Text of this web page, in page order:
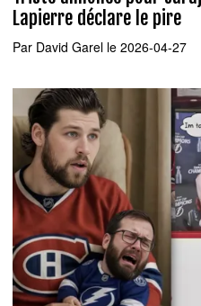
Lapierre déclare le pire
Par David Garel le 2026-04-27